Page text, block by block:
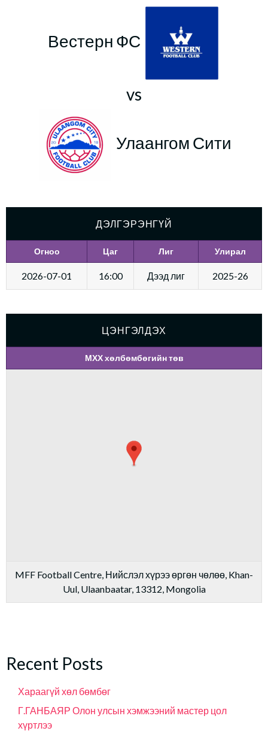
Вестерн ФС
vs
Улаангом Сити
ДЭЛГЭРЭНГҮЙ
Огноо Цаг Лиг Улирал
2026-07-01 16:00 Дээд лиг 2025-26
ЦЭНГЭЛДЭХ
МХХ хөлбөмбөгийн төв
MFF Football Centre, Нийслэл хүрээ өргөн чөлөө, Khan-
Uul, Ulaanbaatar, 13312, Mongolia
Recent Posts
Хараагүй хөл бөмбөг
Г.ГАНБАЯР Олон улсын хэмжээний мастер цол
хүртлээ